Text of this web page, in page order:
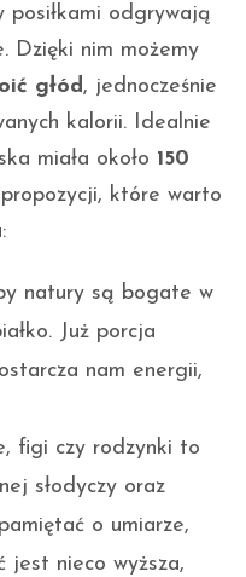
posiłkami odgrywają
Dzięki nim możemy
głód, jednocześnie
kalorii. Idealnie
miała około 150
które warto
natury są bogate w
Już porcja
nam energii,
figi czy rodzynki to
słodyczy oraz
o umiarze,
jest nieco wyższa,